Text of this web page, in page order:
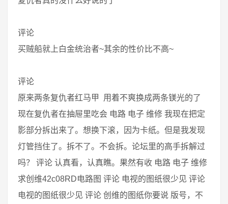
评论
买贼船就上白金统治者~其余的性价比不高~
评论
原来两条复仇者红马甲 用着不爽换成两条镁光的了
现在复仇者在抽屉里吃会 电路 电子 维修 我现在把定
影部分拆出来了。想换下滚，因为卡纸。但是我发现
灯管挡住了。拆不了。不会拆。论坛里的高手拆解过
吗？ 评论 认真看，认真瞧。果然有收 电路 电子 维修
求创维42c08RD电路图 评论 电视的图纸很少见 评论
电视的图纸很少见 评论 创维的图纸你要说 版号，不